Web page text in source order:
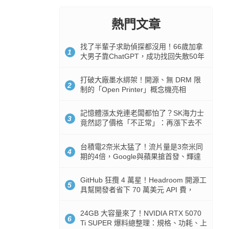
熱門文章
1
找了半輩子求助偵探都沒用！66歲加拿
大男子靠ChatGPT，成功找回失散50年
2
打破大廠墨水綁架！開源、無 DRM 限
制的「Open Printer」概念機亮相
3
記憶體漲太兇連老闆都怕了？SK海力士
竟然認了價格「不正常」：再漲下去不
4
台積電2奈米太猛了！流片量是3奈米同
期的4倍，Google與蘋果搶首發、輝達
5
GitHub 狂攬 4 萬星！Headroom 開源工
具幫開發者省下 70 萬美元 API 費，
6
24GB 大容量來了！NVIDIA RTX 5070
Ti SUPER 爆料總整理：規格、功耗、上